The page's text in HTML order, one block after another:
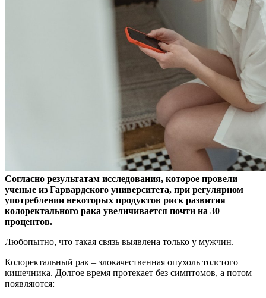
Согласно результатам исследования, которое провели
ученые из Гарвардского университета, при регулярном
употреблении некоторых продуктов риск развития
колоректального рака увеличивается почти на 30
процентов.
Любопытно, что такая связь выявлена только у мужчин.
Колоректальный рак – злокачественная опухоль толстого
кишечника. Долгое время протекает без симптомов, а потом
появляются: